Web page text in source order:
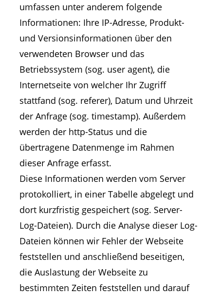
umfassen unter anderem folgende
Informationen: Ihre IP-Adresse, Produkt-
und Versionsinformationen über den
verwendeten Browser und das
Betriebssystem (sog. user agent), die
Internetseite von welcher Ihr Zugriff
stattfand (sog. referer), Datum und Uhrzeit
der Anfrage (sog. timestamp). Außerdem
werden der http-Status und die
übertragene Datenmenge im Rahmen
dieser Anfrage erfasst.
Diese Informationen werden vom Server
protokolliert, in einer Tabelle abgelegt und
dort kurzfristig gespeichert (sog. Server-
Log-Dateien). Durch die Analyse dieser Log-
Dateien können wir Fehler der Webseite
feststellen und anschließend beseitigen,
die Auslastung der Webseite zu
bestimmten Zeiten feststellen und darauf